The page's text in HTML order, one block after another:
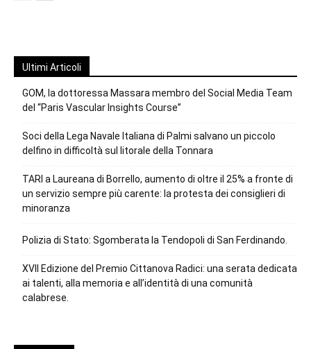
Ultimi Articoli
GOM, la dottoressa Massara membro del Social Media Team
del “Paris Vascular Insights Course”
Soci della Lega Navale Italiana di Palmi salvano un piccolo
delfino in difficoltà sul litorale della Tonnara
TARI a Laureana di Borrello, aumento di oltre il 25% a fronte di
un servizio sempre più carente: la protesta dei consiglieri di
minoranza
Polizia di Stato: Sgomberata la Tendopoli di San Ferdinando.
XVII Edizione del Premio Cittanova Radici: una serata dedicata
ai talenti, alla memoria e all’identità di una comunità
calabrese.